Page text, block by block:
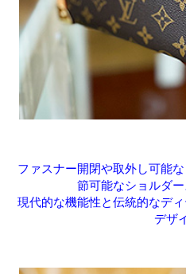
ファスナー開閉や取外し可能
節可能なショルダー
現代的な機能性と伝統的なデ
デザ